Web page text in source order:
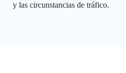
y las circunstancias de tráfico.